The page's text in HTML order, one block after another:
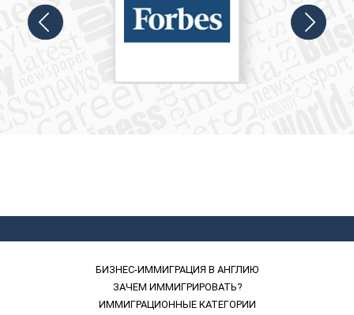
БИЗНЕС-ИММИГРАЦИЯ В АНГЛИЮ
ЗАЧЕМ ИММИГРИРОВАТЬ?
ИММИГРАЦИОННЫЕ КАТЕГОРИИ